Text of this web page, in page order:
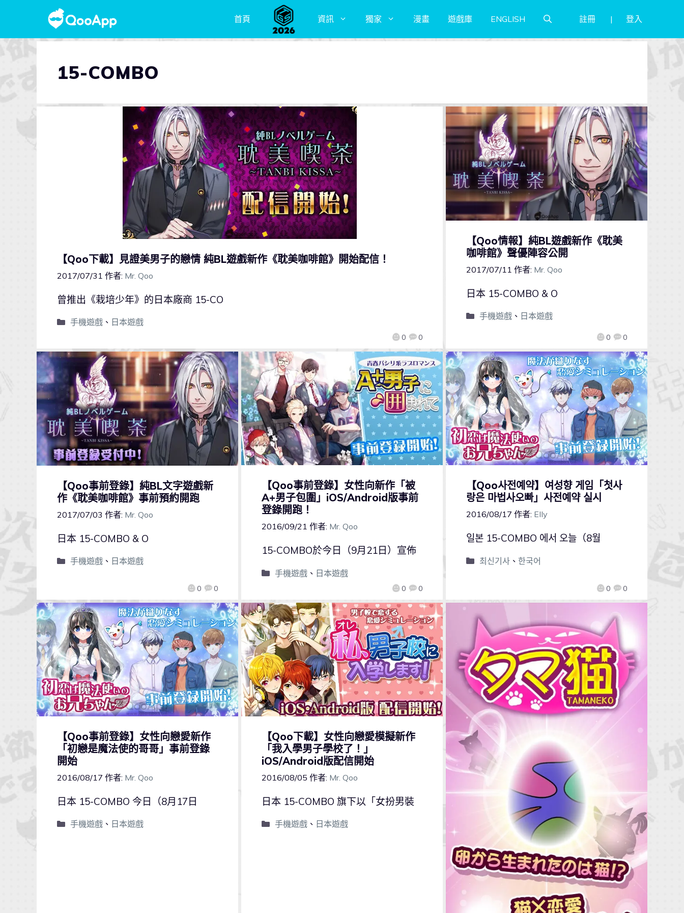
首頁 資訊 獨家 漫畫 遊戲庫 ENGLISH 註冊 登入
15-COMBO
【Qoo下載】見證美男子的戀情 純BL遊戲新作《耽美咖啡館》開始配信！
2017/07/31 作者: Mr. Qoo
0 0
曾推出《栽培少年》的日本廠商 15-CO
手機遊戲、 日本遊戲
【Qoo情報】純BL遊戲新作《耽美
咖啡館》聲優陣容公開
2017/07/11 作者: Mr. Qoo
0 0
日本 15-COMBO & O
手機遊戲、 日本遊戲
【Qoo事前登錄】純BL文字遊戲新
作《耽美咖啡館》事前預約開跑
2017/07/03 作者: Mr. Qoo
0 0
日本 15-COMBO & O
手機遊戲、 日本遊戲
【Qoo事前登錄】女性向新作「被
A+男子包圍」iOS/Android版事前
登錄開跑！
2016/09/21 作者: Mr. Qoo
0 0
15-COMBO於今日（9月21日）宣佈
手機遊戲、 日本遊戲
【Qoo사전예약】여성향 게임「첫사
랑은 마법사오빠」사전예약 실시
2016/08/17 作者: Elly
0 0
일본 15-COMBO 에서 오늘（8월
최신기사、 한국어
【Qoo事前登錄】女性向戀愛新作
「初戀是魔法使的哥哥」事前登錄
開始
2016/08/17 作者: Mr. Qoo
日本 15-COMBO 今日（8月17日
手機遊戲、 日本遊戲
【Qoo下載】女性向戀愛模擬新作
「我入學男子學校了！」
iOS/Android版配信開始
2016/08/05 作者: Mr. Qoo
日本 15-COMBO 旗下以「女扮男裝
手機遊戲、 日本遊戲